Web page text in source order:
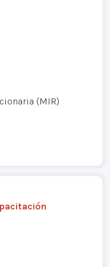
(MIR)